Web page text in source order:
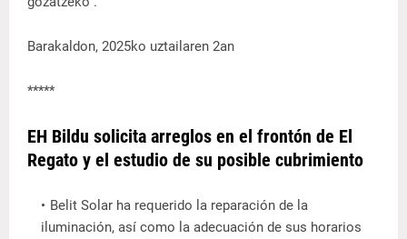
Barakaldon, 2025ko uztailaren 2an
*****
EH Bildu solicita arreglos en el frontón de El
Regato y el estudio de su posible cubrimiento
Belit Solar ha requerido la reparación de la
iluminación, así como la adecuación de sus horarios